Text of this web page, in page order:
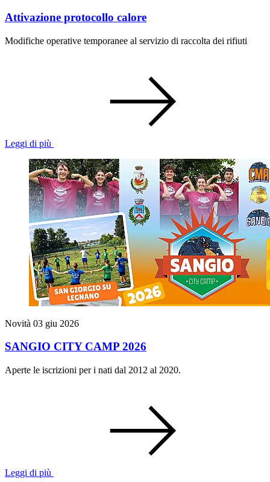
Attivazione protocollo calore
Modifiche operative temporanee al servizio di raccolta dei rifiuti
Leggi di più
Novità 03 giu 2026
SANGIO CITY CAMP 2026
Aperte le iscrizioni per i nati dal 2012 al 2020.
Leggi di più